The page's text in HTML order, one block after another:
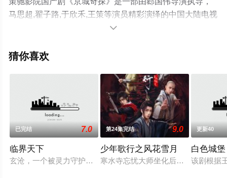
马思超,翟子路,于欣禾,王策等演员精彩演绎的中国大陆电视
剧，大结局剧情已揭晓（1-1全集），手机免费观看高清无
移步至豆瓣电视剧、电视猫或剧情网等平台了解。

猜你喜欢
已完结 7.0
临界天下
玄沧，一个被灵力守护的邦域。一心只想开客栈的小酒保麒零
第24集完结 9.0
少年歌行之风花雪月
寒水寺忘忧大师坐化后，一口神秘的
更新40
白色城堡
该剧根据